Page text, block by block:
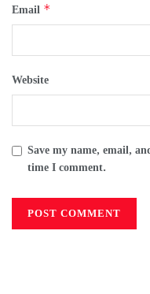
Email *
Website
Save my name, email,
time I comment.